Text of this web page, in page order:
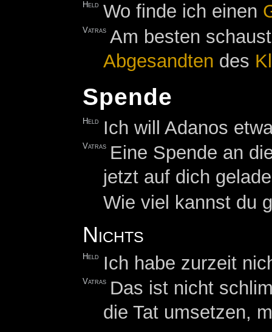
Held Wo finde ich einen
Vatras Am besten
Abgesandten des
Spende
Held Ich will Adanos
Vatras Eine Spende an
jetzt auf dich
Wie viel kannst du
Nichts
Held Ich habe zurzeit
Vatras Das ist nicht
die Tat umsetzen,